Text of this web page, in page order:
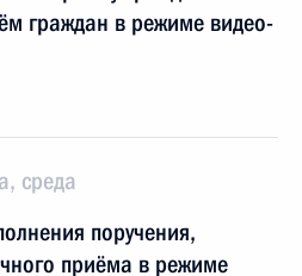
граждан в режиме видео-
среда
поручения,
приёма в режиме